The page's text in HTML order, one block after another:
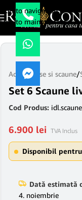
Skip to navigation
Skip to main content
Acasă/Mese si scaune/
Set 6 Scaune
Cod Produs:
6.900 lei TVA Inclus
Disponibil
Dată estimată
4. noiembrie